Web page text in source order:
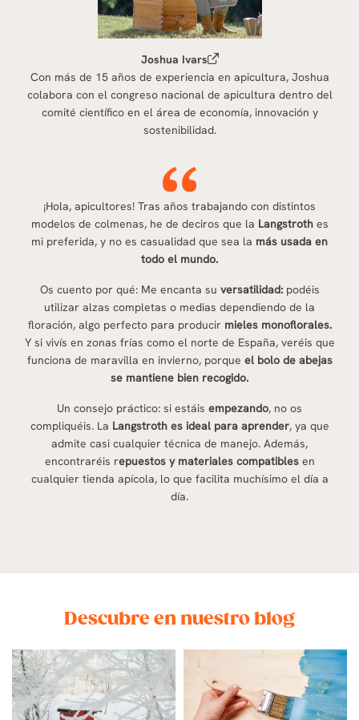
Joshua Ivars
Con más de 15 años de experiencia en apicultura, Joshua
colabora con el congreso nacional de apicultura dentro del
comité científico en el área de economía, innovación y
sostenibilidad.
¡Hola, apicultores! Tras años trabajando con distintos
modelos de colmenas, he de deciros que la Langstrothes
mi preferida, y no es casualidad que sea la más usada en
todo el mundo.
Os cuento por qué: Me encanta su versatilidad:podéis
utilizar alzas completas o medias dependiendo de la
floración, algo perfecto para producir mieles monoflorales.
Y si vivís en zonas frías como el norte de España, veréis que
funciona de maravilla en invierno, porque el bolo de abejas
se mantiene bien recogido.
Un consejo práctico: si estáis empezando, no os
compliquéis. La Langstroth es ideal para aprender, ya que
admite casi cualquier técnica de manejo. Además,
encontraréis repuestos y materiales compatiblesen
cualquier tienda apícola, lo que facilita muchísimo el día a
día.
Descubre en nuestro blog